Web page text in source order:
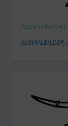
AUSMALBILDER,